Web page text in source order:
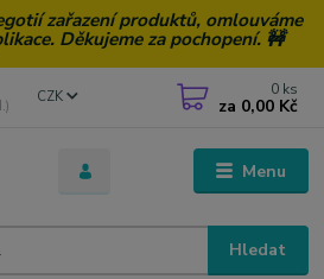
zařazení produktů, omlouváme
Děkujeme za pochopení. 🚧
Menu
CZK
Hledat
0 ks
za 0,00 Kč